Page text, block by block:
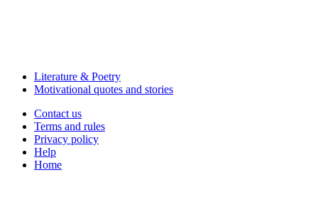
Literature & Poetry
Motivational quotes and stories
Contact us
Terms and rules
Privacy policy
Help
Home